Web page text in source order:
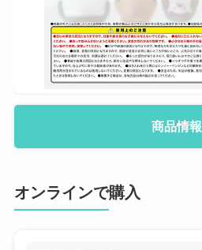
商品情報
オンラインで購入